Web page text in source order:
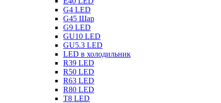
G4 LED
G45 Шар
G9 LED
GU10 LED
GU5.3 LED
LED в холодильник
R39 LED
R50 LED
R63 LED
R80 LED
T8 LED